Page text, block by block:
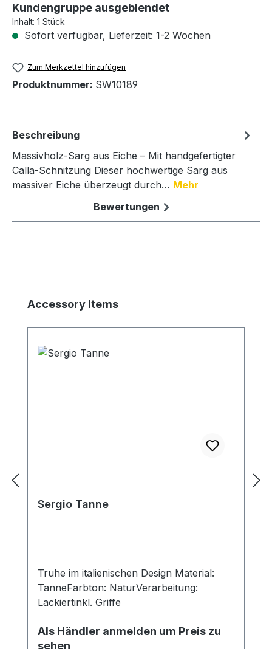
Kundengruppe ausgeblendet
Inhalt: 1 Stück
Sofort verfügbar, Lieferzeit: 1-2 Wochen
Zum Merkzettel hinzufügen
Produktnummer: SW10189
Beschreibung
Massivholz-Sarg aus Eiche – Mit handgefertigter
Calla-Schnitzung Dieser hochwertige Sarg aus
massiver Eiche überzeugt durch… Mehr
Bewertungen
Produktgalerie überspringen
Accessory Items
Sergio Tanne
Truhe im italienischen Design Material:
TanneFarbton: NaturVerarbeitung:
Lackiertinkl. Griffe
Als Händler anmelden um Preis zu
sehen